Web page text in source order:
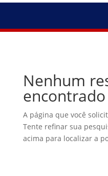
Nenhum
encontrado
A página que você
Tente refinar sua
acima para localizar a